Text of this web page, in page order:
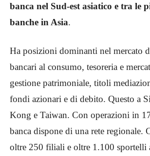
banca nel Sud-est asiatico e tra le
banche in Asia.
Ha posizioni dominanti nel mercato
bancari al consumo, tesoreria e
gestione patrimoniale, titoli
fondi azionari e di debito. Questo a
Kong e Taiwan. Con operazioni in
banca dispone di una rete regionale.
oltre 250 filiali e oltre 1.100 sportelli